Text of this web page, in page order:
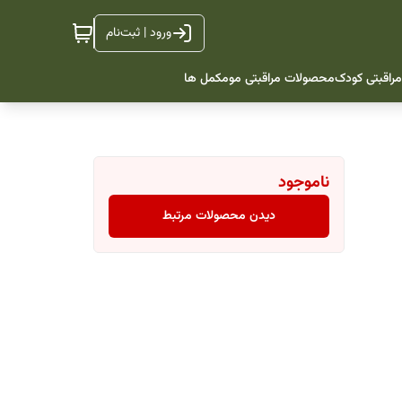
ورود | ثبت‌نام
کودکمحصولات مراقبتی مومکمل ها
ناموجود
دیدن محصولات مرتبط